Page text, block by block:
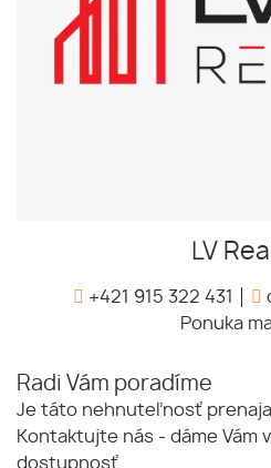
LV
+421 915 322 431
Ponuka
Radi Vám poradíme
Je táto nehnuteľnosť
Kontaktujte nás - dáme Vám
dostupnosť.